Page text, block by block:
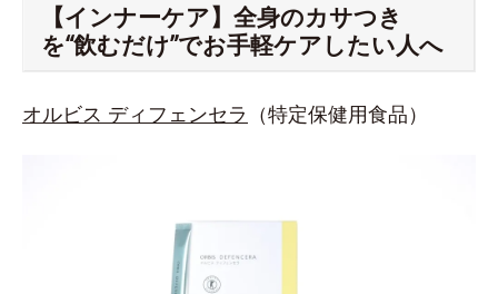
【インナーケア】全身のカサつき
を“飲むだけ”でお手軽ケアしたい人へ
オルビス ディフェンセラ （特定保健用食品）